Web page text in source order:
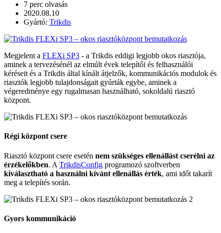
7 perc olvasás
2020.08.10
Gyártó: Trikdis
Megjelent a FLEXi SP3 - a Trikdis eddigi legjobb okos riasztója,
aminek a tervezésénél az elmúlt évek telepítői és felhasználói
kéréseit és a Trikdis által kínált átjelzők, kommunikációs modulok és
riasztók legjobb tulajdonságait gyúrták egybe, aminek a
végeredménye egy rugalmasan használható, sokoldalú riasztó
központ.
Régi központ csere
Riasztó központ csere esetén nem szükséges ellenállást cserélni az
érzékelőkben. A TrikdisConfig programozó szoftverben
kiválasztható a használni kívánt ellenállás érték, ami időt takarít
meg a telepítés során.
Gyors kommunikáció